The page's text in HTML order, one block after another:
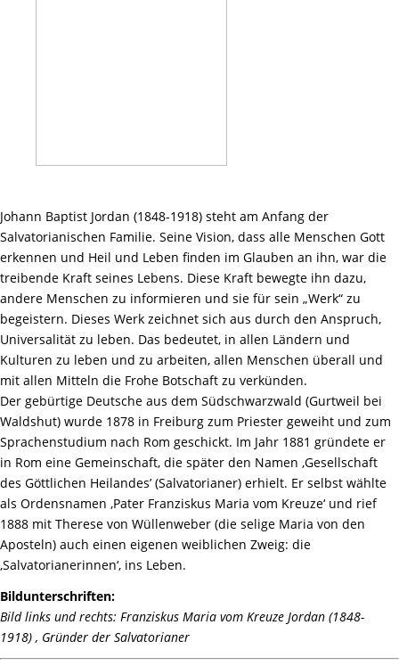
Johann Baptist Jordan (1848-1918) steht am Anfang der
Salvatorianischen Familie. Seine Vision, dass alle Menschen Gott
erkennen und Heil und Leben finden im Glauben an ihn, war die
treibende Kraft seines Lebens. Diese Kraft bewegte ihn dazu,
andere Menschen zu informieren und sie für sein „Werk“ zu
begeistern. Dieses Werk zeichnet sich aus durch den Anspruch,
Universalität zu leben. Das bedeutet, in allen Ländern und
Kulturen zu leben und zu arbeiten, allen Menschen überall und
mit allen Mitteln die Frohe Botschaft zu verkünden.
Der gebürtige Deutsche aus dem Südschwarzwald (Gurtweil bei
Waldshut) wurde 1878 in Freiburg zum Priester geweiht und zum
Sprachenstudium nach Rom geschickt. Im Jahr 1881 gründete er
in Rom eine Gemeinschaft, die später den Namen ‚Gesellschaft
des Göttlichen Heilandes’ (Salvatorianer) erhielt. Er selbst wählte
als Ordensnamen ‚Pater Franziskus Maria vom Kreuze‘ und rief
1888 mit Therese von Wüllenweber (die selige Maria von den
Aposteln) auch einen eigenen weiblichen Zweig: die
‚Salvatorianerinnen‘, ins Leben.
Bildunterschriften:
Bild links und rechts: Franziskus Maria vom Kreuze Jordan (1848-
1918) , Gründer der Salvatorianer